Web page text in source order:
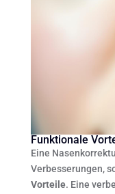
Funktionale
Eine
Verbesserungen,
Vorteile. Eine